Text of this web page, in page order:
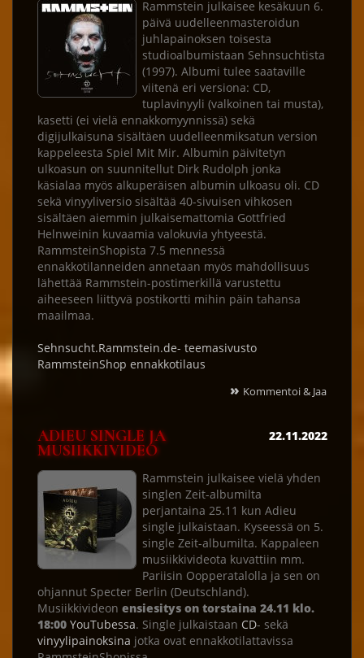
Rammstein julkaisee kesäkuun 6.
päivä uudelleenmasteroidun
juhlapainoksen toisesta
studioalbumistaan Sehnsuchtista
(1997). Albumi tulee saataville
viitenä eri versiona: CD,
tuplavinyyli (valkoinen tai musta),
kasetti (ei vielä ennakkomyynnissä) sekä
digijulkaisuna sisältäen uudelleenmiksatun version
kappeleesta Spiel Mit Mir. Albumin päivitetyn
ulkoasun on suunnitellut Dirk Rudolph jonka
käsialaa myös alkuperäisen albumin ulkoasu oli. CD
sekä vinyyliversio sisältää 40-sivuisen vihkosen
sisältäen aiemmin julkaisemattomia Gottfried
Helnweinin kuvaamia valokuvia yhtyeestä.
RammsteinShopista 7.5 mennessä
ennakkotilanneiden annetaan myös mahdollisuus
lähettää Rammstein-postimerkillä varustettu
aiheeseen liittyvä postikortti mihin päin tahansa
maailmaa.
Sehnsucht.Rammstein.de- teemasivusto
RammsteinShop ennakkotilaus
» Kommentoi & Jaa
ADIEU SINGLE JA
MUSIIKKIVIDEO
22.11.2022
Rammstein julkaisee vielä yhden
singlen Zeit-albumilta
perjantaina 25.11 kun Adieu
single julkaistaan. Kyseessä on 5.
single Zeit-albumilta. Kappaleen
musiikkivideota kuvattiin mm.
Pariisin Oopperatalolla ja sen on
ohjannut Specter Berlin (Deutschland).
Musiikkivideon ensiesitys on torstaina 24.11 klo.
18:00 YouTubessa. Single julkaistaan CD- sekä
vinyylipainoksina jotka ovat ennakkotilattavissa